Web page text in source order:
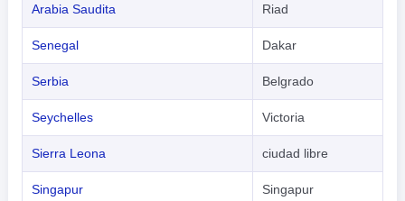
Arabia Saudita Riad
Senegal Dakar
Serbia Belgrado
Seychelles Victoria
Sierra Leona ciudad libre
Singapur Singapur